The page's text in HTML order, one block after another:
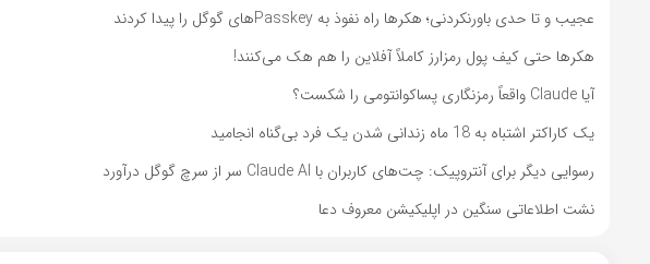
عجیب و تا حدی باورنکردنی؛ هکرها راه نفوذ به Passkeyهای گوگل را پیدا کردند
هکرها حتی کیف پول رمزارز کاملاً آفلاین را هم هک می‌کنند!
آیا Claude واقعاً رمزنگاری پساکوانتومی را شکست؟
یک کاراکتر اشتباه به 18 ماه زندانی شدن یک فرد بی‌گناه انجامید
رسوایی دیگر برای آنتروپیک: چت‌های کاربران با Claude AI سر از سرچ گوگل درآورد
نشت اطلاعاتی سنگین در اپلیکیشن معروف دعا